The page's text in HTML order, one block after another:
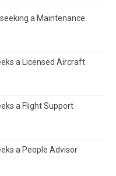
a Maintenance
a Licensed Aircraft
a Flight Support
a People Advisor